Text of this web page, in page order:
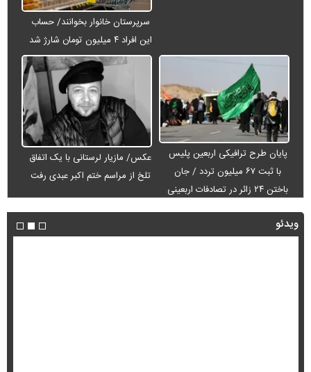
سرپرستان خانوار بخوانند/ حساب
این افراد ۴ میلیون تومان شارژ شد
پایان طرح ترافیکی اربعین پلیس
با ثبت ۶۷ میلیون تردد / جان
باختن ۲۴ زائر در تصادفات اربعینی
عکس/ مازیار لرستانی با یک اتفاق
تلخ از مراسم ختم اکبر عبدی رفت
ویدئو